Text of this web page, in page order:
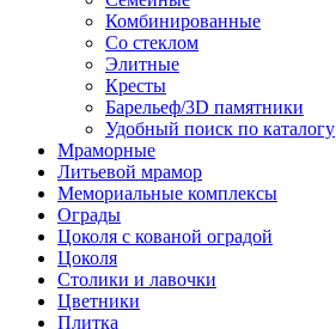
Комбинированные
Со стеклом
Элитные
Кресты
Барельеф/3D памятники
Удобный поиск по каталогу
Мраморные
Литьевой мрамор
Мемориальные комплексы
Ограды
Цоколя с кованой оградой
Цоколя
Столики и лавочки
Цветники
Плитка